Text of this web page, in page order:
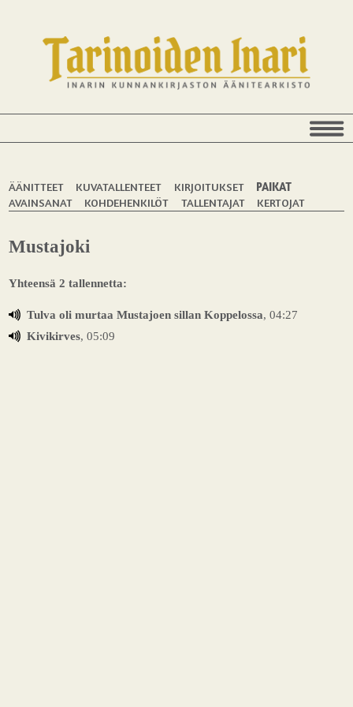
ÄÄNITTEET KUVATALLENTEET KIRJOITUKSET
PAIKAT
AVAINSANAT
KOHDEHENKILÖT TALLENTAJAT KERTOJAT
Mustajoki
Yhteensä 2 tallennetta:
Tulva oli murtaa Mustajoen sillan Koppelossa, 04:27
Kivikirves, 05:09